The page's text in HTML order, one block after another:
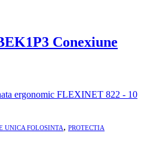
Conexiune
UNICA FOLOSINTA, PROTECTIA